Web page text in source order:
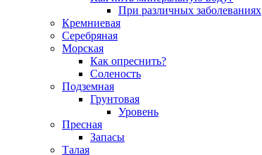
При различных заболеваниях
Кремниевая
Серебряная
Морская
Как опреснить?
Соленость
Подземная
Грунтовая
Уровень
Пресная
Запасы
Талая